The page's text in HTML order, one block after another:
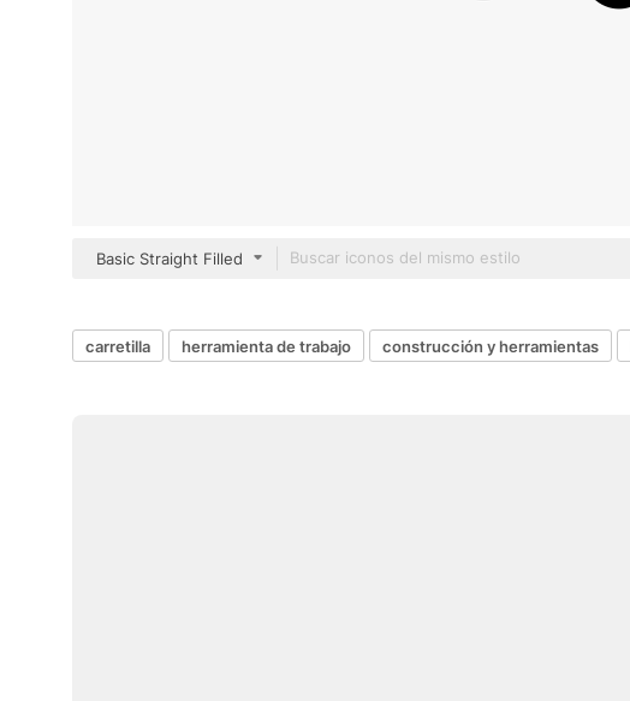
Basic Straight Filled
carretilla herramienta de trabajo construcción y herramientas